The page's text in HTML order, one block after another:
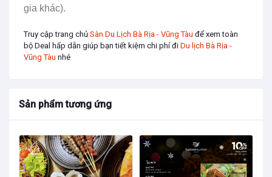
gia khác).
Truy cập trang chủ Sàn Du Lịch Bà Rịa - Vũng Tàu để xem toàn
bộ Deal hấp dẫn giúp bạn tiết kiệm chi phí đi Du lịch Bà Rịa -
Vũng Tàu nhé
Sản phẩm tương ứng